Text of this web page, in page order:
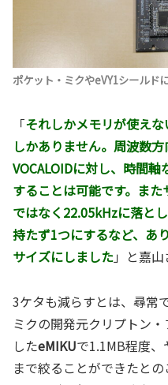
ポケット・ミクやeVY1シールド
「それしかメモリが使え
しかありません。周波数
VOCALOIDに対し、時間
することは可能です。ま
ではなく22.05kHzに落と
持たず1つにするなど、あ
サイズにしました」と嘉山
3ケタも減らすとは、尋常
ミクの開発元クリプトン
したeMIKUで1.1MB程度、
まで絞ることができたと